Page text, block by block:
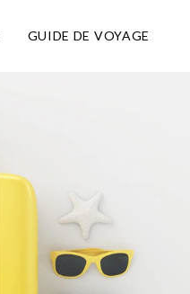
GUIDE DE VOYAGE